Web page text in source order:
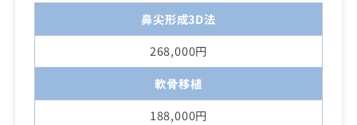
鼻尖形成3D法
268,000円
軟骨移植
188,000円